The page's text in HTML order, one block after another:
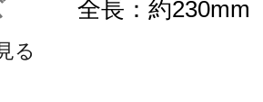
全長：約230mm
る